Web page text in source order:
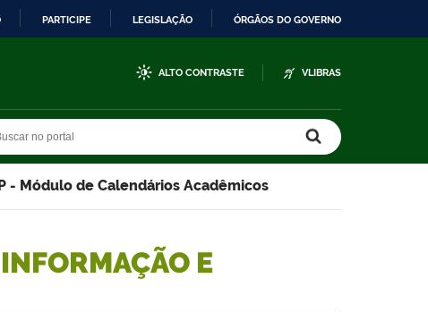
PARTICIPE LEGISLAÇÃO ÓRGÃOS DO GOVERNO
ALTO CONTRASTE VLIBRAS
- Módulo de Calendários Acadêmicos
E